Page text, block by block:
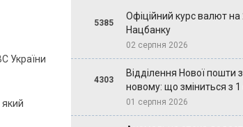
який
5385
Офіційний курс валют на
Нацбанку
02 серпня 2026
4303
Відділення Нової
новому: що зміниться з 1
01 серпня 2026